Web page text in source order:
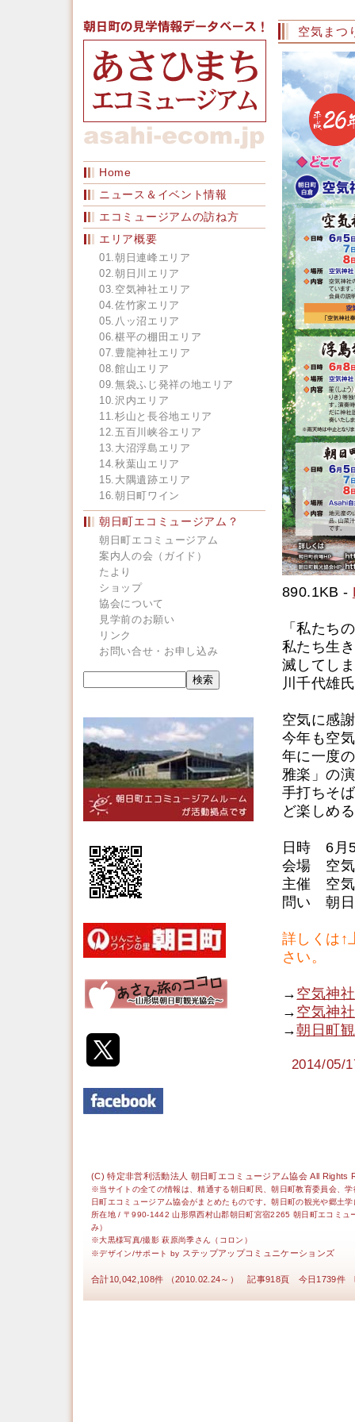
Home
ニュース＆イベント情報
エコミュージアムの訪ね方
エリア概要
01.朝日連峰エリア
02.朝日川エリア
03.空気神社エリア
04.佐竹家エリア
05.八ッ沼エリア
06.椹平の棚田エリア
07.豊龍神社エリア
08.館山エリア
09.無袋ふじ発祥の地エリア
10.沢内エリア
11.杉山と長谷地エリア
12.五百川峡谷エリア
13.大沼浮島エリア
14.秋葉山エリア
15.大隅遺跡エリア
16.朝日町ワイン
朝日町エコミュージアム？
朝日町エコミュージアム
案内人の会（ガイド）
たより
ショップ
協会について
見学前のお願い
リンク
お問い合せ・お申し込み
空気ま
890.1KB -
「私たち
私たち生
滅してし
川千代雄氏
空気に感
今年も空
年に一度
雅楽」の
手打ちそ
ど楽しめ
日時 6月5
会場 空気
主催 空気
問い 朝
詳しくは↑
さい。
→ 空気神
→ 空気神
→朝日町
2014/05/
(C) 特定非営利活動法人 朝日町エコミュージアム協会 All Rights
※当サイトの全ての情報は、精通する朝日町民、朝日町教育委員会、
日町エコミュージアム協会がまとめたものです。朝日町の観光や郷土
所在地 / 〒990-1442 山形県西村山郡朝日町宮宿2265 朝日町エコミ
み）
※大黒様写真/撮影 萩原尚季さん（コロン）
※デザイン/サポート by ステップアップコミュニケーションズ
合計10,042,108件 （2010.02.24～） 記事918頁 今日1739